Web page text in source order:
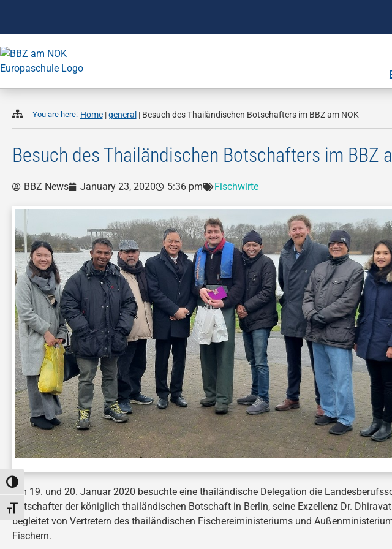
TOGGLE HIGH CONTRAST
TOGGLE FONT SIZE
You are here: Home|general | Besuch des Thailändischen Botschafters im BBZ am NOK
Besuch des Thailändischen Botschafters im BBZ
BBZ News January 23, 2020 5:36 pm Fischwirte
Am 19. und 20. Januar 2020 besuchte eine thailändische Delegation die
Botschafter der königlich thailändischen Botschaft in Berlin, seine Exzellenz Dr.
begleitet von Vertretern des thailändischen Fischereiministeriums und
Fischern.